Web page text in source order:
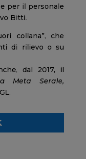
per il personale
Bitti.
collana”, che
di rilievo o su
dal 2017, il
Meta Serale,